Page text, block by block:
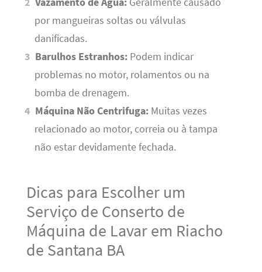
por mangueiras soltas ou válvulas
danificadas.
Barulhos Estranhos: Podem indicar
problemas no motor, rolamentos ou na
bomba de drenagem.
Máquina Não Centrifuga: Muitas vezes
relacionado ao motor, correia ou à tampa
não estar devidamente fechada.
Dicas para Escolher um
Serviço de Conserto de
Máquina de Lavar em Riacho
de Santana BA